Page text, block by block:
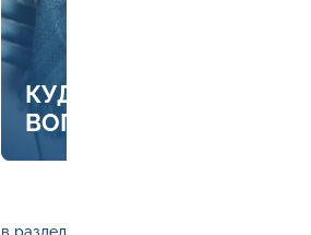
КУДА ЗВОНИТЬ, ЕСЛИ
ВОПРОСЫ ПО